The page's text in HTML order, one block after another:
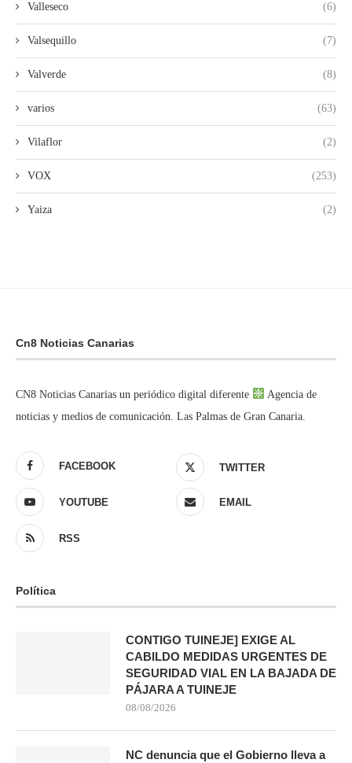
Valleseco (6)
Valsequillo (7)
Valverde (8)
varios (63)
Vilaflor (2)
VOX (253)
Yaiza (2)
Cn8 Noticias Canarias
CN8 Noticias Canarias un periódico digital diferente
Agencia de
noticias y medios de comunicación. Las Palmas de Gran Canaria.
FACEBOOK TWITTER
YOUTUBE EMAIL
RSS
Política
CONTIGO TUINEJE] EXIGE AL
CABILDO MEDIDAS URGENTES DE
SEGURIDAD VIAL EN LA BAJADA DE
PÁJARA A TUINEJE
08/08/2026
NC denuncia que el Gobierno lleva a